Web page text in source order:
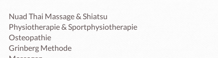
Nuad Thai Massage & Shiatsu
Physiotherapie & Sportphysiotherapie
Osteopathie
Grinberg Methode